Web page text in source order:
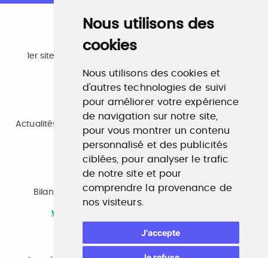
Nous utilisons des
cookies
Nous utilisons des cookies et
d'autres technologies de suivi
pour améliorer votre expérience
de navigation sur notre site,
pour vous montrer un contenu
personnalisé et des publicités
ciblées, pour analyser le trafic
de notre site et pour
comprendre la provenance de
nos visiteurs.
J'accepte
Emploi
1er site emploi du secteur culturel 784.000 visites et
www.profilculture.com
Formation
Actualités, guide et annuaire des formations aux métiers
de la culture.
www.profilculture-formation.com
Accompagnement professionnel
Bilan de compétences, coaching, techniques de
recherche d'emploi, entretien conseil.
www.profilculture-competences.com